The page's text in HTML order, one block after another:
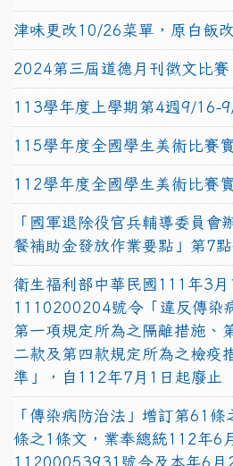
津味更改10/26菜單，原白飯
2024第三屆道德月刊徵文比賽
113學年度上學期第4週9/16-
115學年度全國學生美術比賽
112學年度全國學生美術比賽
「國軍退除役官兵輔導委員會
餐補助金發放作業要點」第7
衛生福利部中華民國111年3月
1110200204號令「違反傳染
第一項規定所為之隔離措施、
二款及第四款規定所為之檢疫
準」，自112年7月1日起廢止
「傳染病防治法」增訂第61
條之1條文，業奉總統112年6
11200053931號令及本年6月